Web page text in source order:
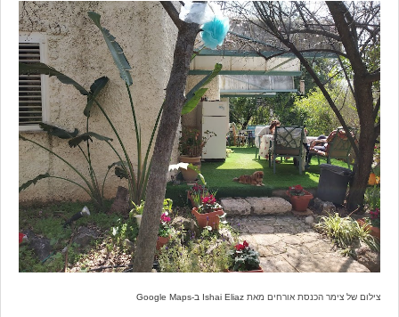
צילום של צימר הכנסת אורחים מאת Ishai Eliaz ב-Google Maps